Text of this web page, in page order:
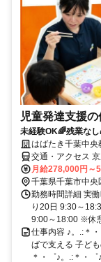
児童発達支援
未経験OK🌈残業な
はばたき千葉中央
交通・アクセス
ら徒歩7分
月給278,000円～
千葉県千葉市中央
勤務時間詳細 実
り20日 9:30～
9:00～18:00 ※休
仕事内容 ♪。.:＊
ばで支える 子ど
＊・゜♪。.:＊・